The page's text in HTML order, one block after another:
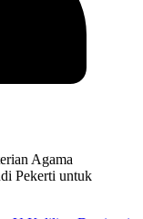
Agama
Pekerti untuk